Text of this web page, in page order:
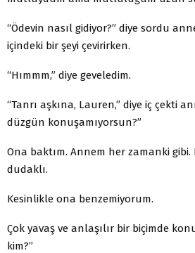
“Ödevin nasıl gidiyor?” diye sordu
içindeki bir şeyi çevirirken.
“Hımmm,” diye geveledim.
“Tanrı aşkına, Lauren,” diye iç çekti
düzgün konuşamıyorsun?”
Ona baktım. Annem her zamanki gibi.
dudaklı.
Kesinlikle ona benzemiyorum.
Çok yavaş ve anlaşılır bir biçimde
kim?”